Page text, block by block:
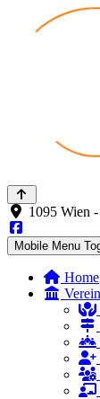
1095 Wien
Mobile Menu
Home
Verein